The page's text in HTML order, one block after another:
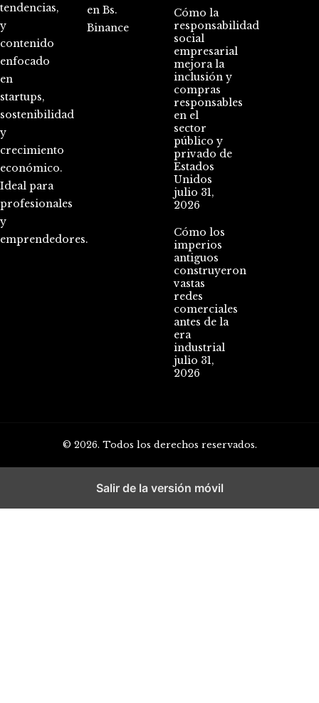
tendencias,
y
contenido
enfocado
en
startups,
sostenibilidad
y
crecimiento
económico.
Ideal para
profesionales
y
emprendedores.
en Bs.
Binance
Cómo la
responsabilidad
social
empresarial
mejora la
inclusión y
compras
responsables
en el
sector
público y
privado de
Estados
Unidos
julio 31,
2026
Cómo los
imperios
antiguos
construyeron
vastas
redes
comerciales
antes de la
era
industrial
julio 31,
2026
© 2026. Todos los derechos reservados.
Salir de la versión móvil